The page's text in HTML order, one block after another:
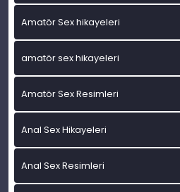
Amatör Sex hikayeleri
amatör sex hikayeleri
Amatör Sex Resimleri
Anal Sex Hikayeleri
Anal Sex Resimleri